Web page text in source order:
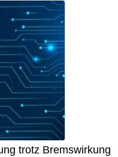
trotz Bremswirkung